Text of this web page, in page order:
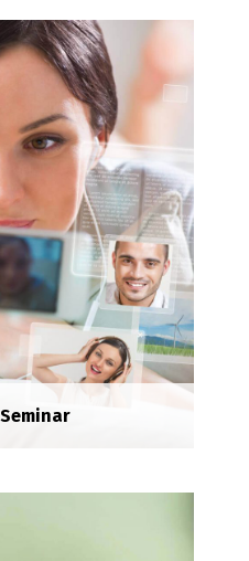
consectetur
finibus, finibus
a sollicitudin.